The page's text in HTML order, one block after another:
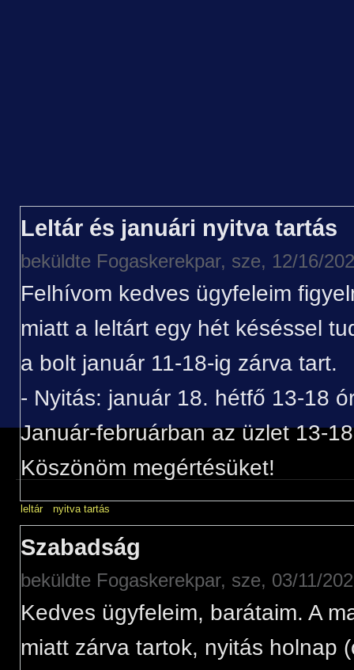
Leltár és januári nyitva tartás
beküldte Fogaskerekpar, sze, 12/16/
Felhívom kedves ügyfeleim
miatt a leltárt egy hét késéssel
a bolt január 11-18-ig zárva tart.
- Nyitás: január 18. hétfő 13-18
Január-februárban az üzlet 13-
Köszönöm megértésüket!
leltár nyitva tartás
Szabadság
beküldte Fogaskerekpar, sze, 03/11/
Kedves ügyfeleim, barátaim. A
miatt zárva tartok, nyitás holnap